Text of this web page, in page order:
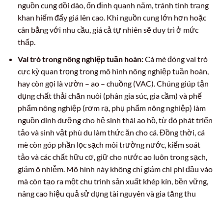
nguồn cung dồi dào, ổn định quanh năm, tránh tình trạng
khan hiếm đẩy giá lên cao. Khi nguồn cung lớn hơn hoặc
cân bằng với nhu cầu, giá cả tự nhiên sẽ duy trì ở mức
thấp.
Vai trò trong nông nghiệp tuần hoàn:Cá mè đóng vai trò
cực kỳ quan trọng trong mô hình nông nghiệp tuần hoàn,
hay còn gọi là vườn – ao – chuồng (VAC). Chúng giúp tận
dụng chất thải chăn nuôi (phân gia súc, gia cầm) và phế
phẩm nông nghiệp (rơm rạ, phụ phẩm nông nghiệp) làm
nguồn dinh dưỡng cho hệ sinh thái ao hồ, từ đó phát triển
tảo và sinh vật phù du làm thức ăn cho cá. Đồng thời, cá
mè còn góp phần lọc sạch môi trường nước, kiểm soát
tảo và các chất hữu cơ, giữ cho nước ao luôn trong sạch,
giảm ô nhiễm. Mô hình này không chỉ giảm chi phí đầu vào
mà còn tạo ra một chu trình sản xuất khép kín, bền vững,
nâng cao hiệu quả sử dụng tài nguyên và gia tăng thu